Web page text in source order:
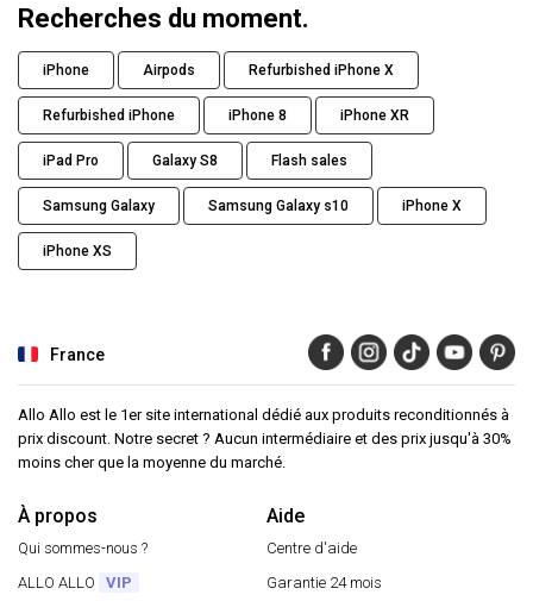
Recherches du moment.
iPhone Airpods Refurbished iPhone X
Refurbished iPhone iPhone 8 iPhone XR
iPad Pro Galaxy S8 Flash sales
Samsung Galaxy Samsung Galaxy s10 iPhone X
iPhone XS
France
Allo Allo est le 1er site international dédié aux produits reconditionnés à
prix discount. Notre secret ? Aucun intermédiaire et des prix jusqu'à 30%
moins cher que la moyenne du marché.
À propos
Qui sommes-nous ?
ALLO ALLO
VIP
Aide
Centre d'aide
Garantie 24 mois